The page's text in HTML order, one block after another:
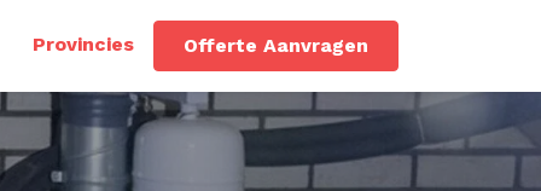
Provincies Offerte Aanvragen